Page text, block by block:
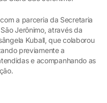
a parceria da Secretaria
Jerônimo, através da
Kuball, que colaborou
previamente a
e acompanhando as